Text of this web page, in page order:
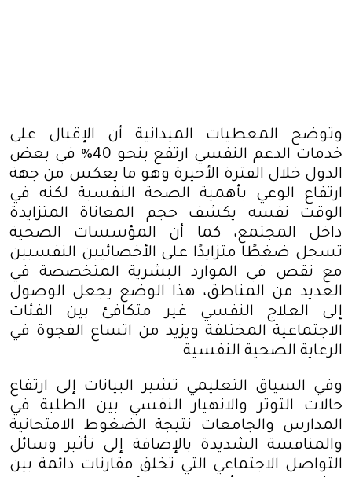
وتوضح المعطيات الميدانية أن الإقبال على
خدمات الدعم النفسي ارتفع بنحو 40% في بعض
الدول خلال الفترة الأخيرة وهو ما يعكس من جهة
ارتفاع الوعي بأهمية الصحة النفسية لكنه في
الوقت نفسه يكشف حجم المعاناة المتزايدة
داخل المجتمع، كما أن المؤسسات الصحية
تسجل ضغطًا متزايدًا على الأخصائيين النفسيين
مع نقص في الموارد البشرية المتخصصة في
العديد من المناطق، هذا الوضع يجعل الوصول
إلى العلاج النفسي غير متكافئ بين الفئات
الاجتماعية المختلفة ويزيد من اتساع الفجوة في
الرعاية الصحية النفسية
وفي السياق التعليمي تشير البيانات إلى ارتفاع
حالات التوتر والانهيار النفسي بين الطلبة في
المدارس والجامعات نتيجة الضغوط الامتحانية
والمنافسة الشديدة بالإضافة إلى تأثير وسائل
التواصل الاجتماعي التي تخلق مقارنات دائمة بين